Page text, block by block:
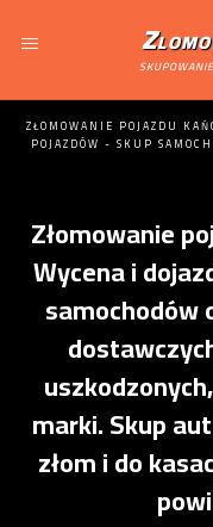
ZŁOMOWANIE POJAZDU
POJAZDÓW - SKUP
Złomowanie
Wycena i
samochodów
marki. Skup
złom i do